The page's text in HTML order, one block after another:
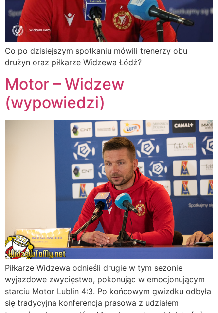
Co po dzisiejszym spotkaniu mówili trenerzy obu
drużyn oraz piłkarze Widzewa Łódź?
Motor – Widzew
(wypowiedzi)
Piłkarze Widzewa odnieśli drugie w tym sezonie
wyjazdowe zwycięstwo, pokonując w emocjonującym
starciu Motor Lublin 4:3. Po końcowym gwizdku odbyła
się tradycyjna konferencja prasowa z udziałem